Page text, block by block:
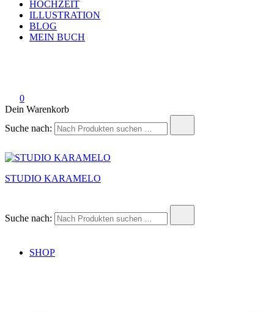
HOCHZEIT
ILLUSTRATION
BLOG
MEIN BUCH
0
Dein Warenkorb
Suche nach:
STUDIO KARAMELO
Suche nach:
SHOP